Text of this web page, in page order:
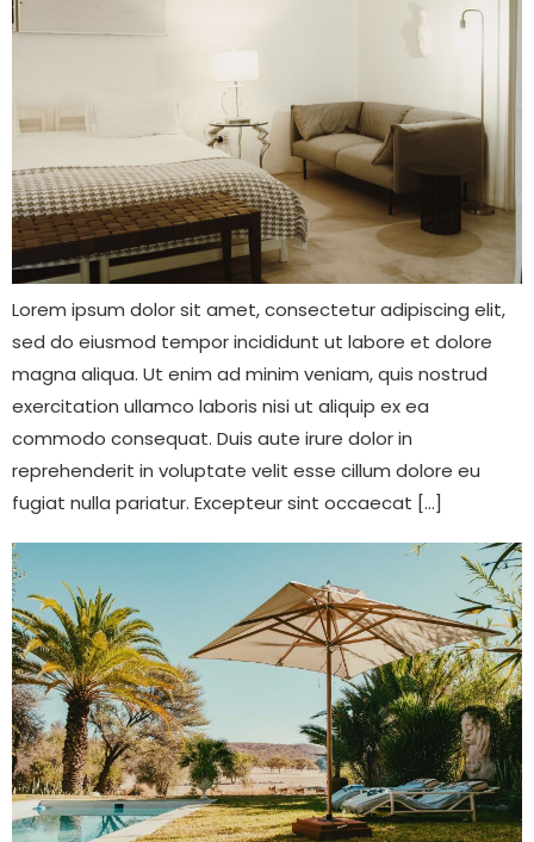
Lorem ipsum dolor sit amet, consectetur adipiscing elit,
sed do eiusmod tempor incididunt ut labore et dolore
magna aliqua. Ut enim ad minim veniam, quis nostrud
exercitation ullamco laboris nisi ut aliquip ex ea
commodo consequat. Duis aute irure dolor in
reprehenderit in voluptate velit esse cillum dolore eu
fugiat nulla pariatur. Excepteur sint occaecat […]